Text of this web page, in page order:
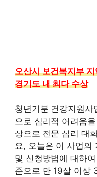
오산시 보건복지부
경기도 내 최다 수상
청년기분 건강지원사
으로 심리적 어려움
상으로 전문 심리 대
요, 오늘은 이 사업의
및 신청방법에 대하
준으로 만 19살 이상